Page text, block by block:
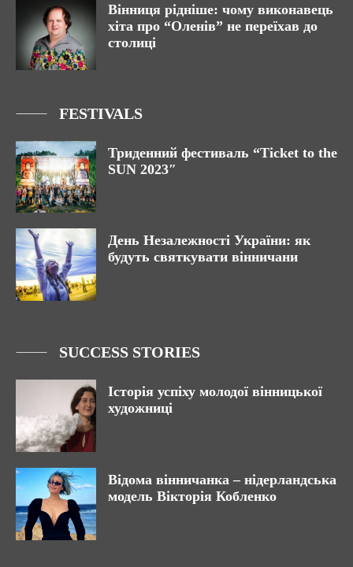
Вінниця рідніше: чому виконавець
хіта про “Оленів” не переїхав до
столиці
FESTIVALS
Триденний фестиваль “Ticket to the
SUN 2023″
День Незалежності України: як
будуть святкувати вінничани
SUCCESS STORIES
Історія успіху молодої вінницької
художниці
Відома вінничанка – нідерландська
модель Вікторія Кобленко